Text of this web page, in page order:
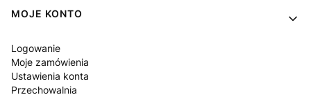
MOJE KONTO
Logowanie
Moje zamówienia
Ustawienia konta
Przechowalnia